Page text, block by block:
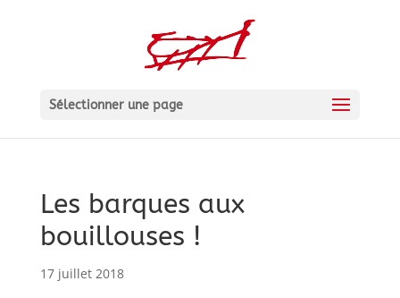
Sélectionner une page
Les barques aux
bouillouses !
17 juillet 2018